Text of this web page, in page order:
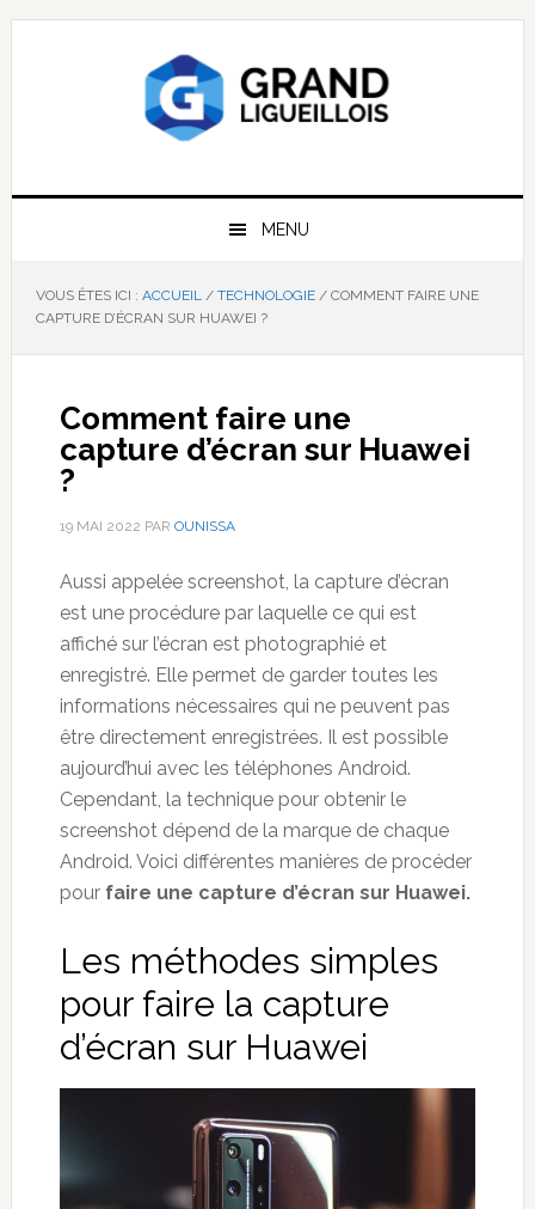
Passer
Passer
Passer
MENU
VOUS ÊTES ICI : ACCUEIL / TECHNOLOGIE /COMMENT FAIRE UNE
CAPTURE D’ÉCRAN SUR HUAWEI ?
Comment faire une
capture d’écran sur Huawei
?
19 MAI 2022 PAR OUNISSA
Aussi appelée screenshot, la capture d’écran
est une procédure par laquelle ce qui est
affiché sur l’écran est photographié et
enregistré. Elle permet de garder toutes les
informations nécessaires qui ne peuvent pas
être directement enregistrées. Il est possible
aujourd’hui avec les téléphones Android.
Cependant, la technique pour obtenir le
screenshot dépend de la marque de chaque
Android. Voici différentes manières de procéder
pour faire une capture d’écran sur Huawei.
Les méthodes simples
pour faire la capture
d’écran sur Huawei